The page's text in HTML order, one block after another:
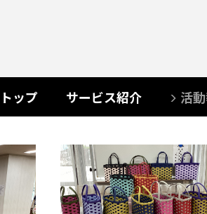
トップ サービス紹介 活